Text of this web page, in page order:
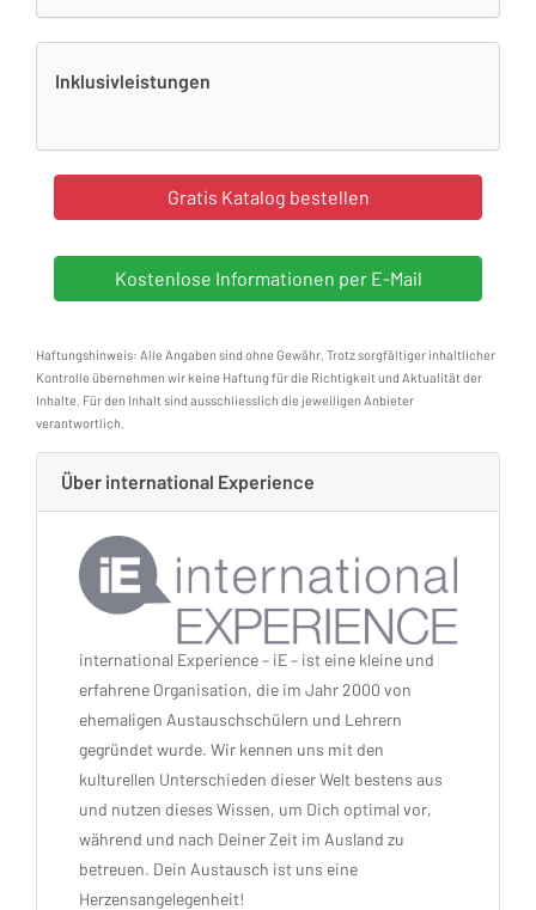
Inklusivleistungen
Haftungshinweis: Alle Angaben sind ohne Gewähr. Trotz sorgfältiger inhaltlicher
Kontrolle übernehmen wir keine Haftung für die Richtigkeit und Aktualität der
Inhalte. Für den Inhalt sind ausschliesslich die jeweiligen Anbieter
verantwortlich.
Über international Experience
international Experience – iE – ist eine kleine und
erfahrene Organisation, die im Jahr 2000 von
ehemaligen Austauschschülern und Lehrern
gegründet wurde. Wir kennen uns mit den
kulturellen Unterschieden dieser Welt bestens aus
und nutzen dieses Wissen, um Dich optimal vor,
während und nach Deiner Zeit im Ausland zu
betreuen. Dein Austausch ist uns eine
Herzensangelegenheit!